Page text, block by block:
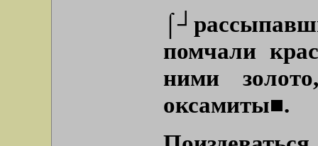
помчали
ними
оксамиты■.